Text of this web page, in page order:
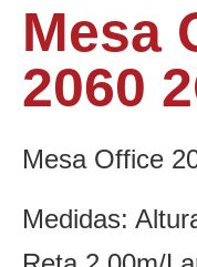
Mesa
2060
Mesa Office
Medidas: